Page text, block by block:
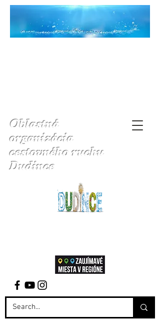
Oblastná
organizácia
cestovného ruchu
Dudince